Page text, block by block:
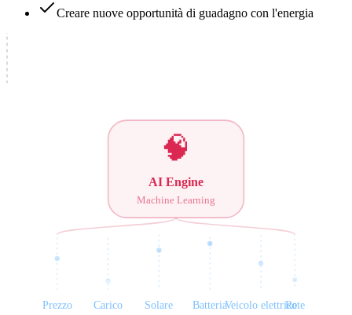
Creare nuove opportunità di guadagno con l'energia
🧠
AI Engine
Machine Learning
Prezzo Carico Solare BatteriaVeicolo elettrico
Rete